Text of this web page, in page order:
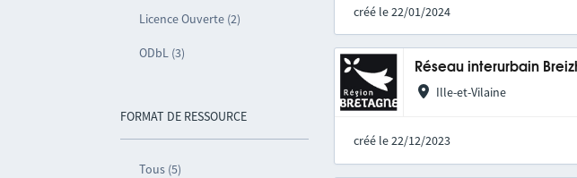
Licence Ouverte (2)
ODbL (3)
FORMAT DE RESSOURCE
Tous (5)
créé le 22/01/2024
Réseau interurbain
Ille-et-Vilaine
créé le 22/12/2023